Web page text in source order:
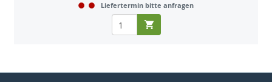
Liefertermin bitte anfragen